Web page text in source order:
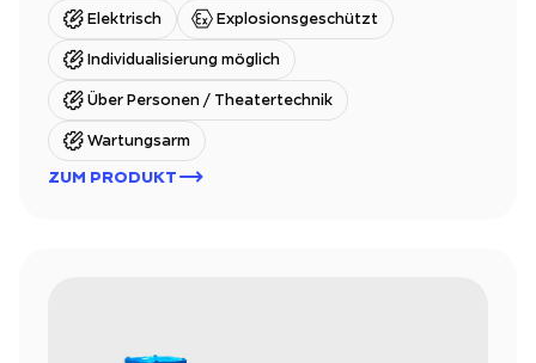
Elektrisch Explosionsgeschützt
Individualisierung möglich
Über Personen / Theatertechnik
Wartungsarm
ZUM PRODUKT